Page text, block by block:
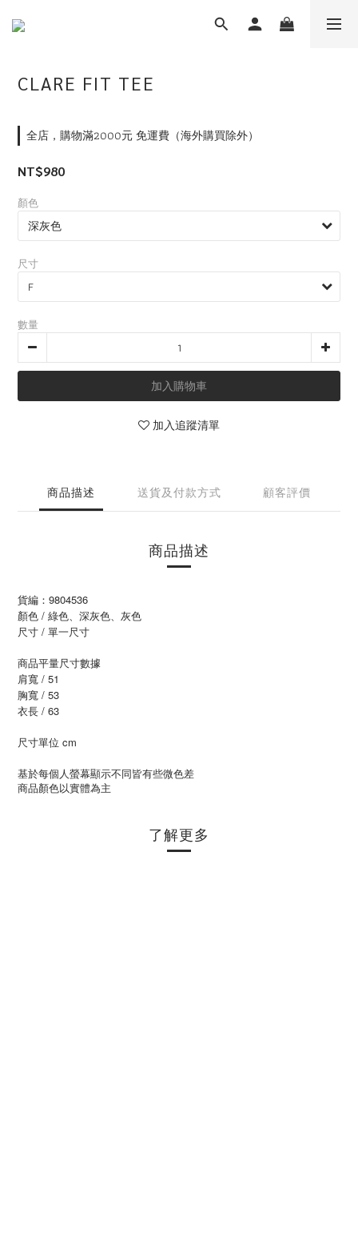
CLARE FIT TEE
全店，購物滿2000元 免運費（海外購買除外）
NT$980
顏色
尺寸
數量
加入購物車
加入追蹤清單
商品描述 送貨及付款方式 顧客評價
商品描述
貨編：9804536
顏色 / 綠色、深灰色、灰色
尺寸 / 單一尺寸
商品平量尺寸數據
肩寬 / 51
胸寬 / 53
衣長 / 63
尺寸單位 cm
基於每個人螢幕顯示不同皆有些微色差
商品顏色以實體為主
了解更多